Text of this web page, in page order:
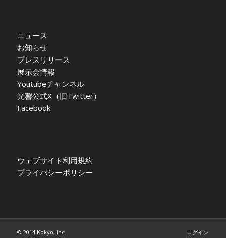
ニュース
お知らせ
プレスリリース
展示会情報
Youtubeチャンネル
光響公式X（旧Twitter）
Facebook
ウェブサイト利用規約
プライバシーポリシー
© 2014 Kokyo, Inc. ログイン